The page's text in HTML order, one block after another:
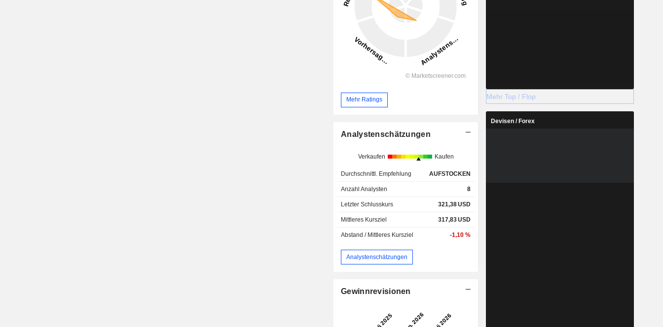
Mehr Ratings
Analystenschätzungen
Verkaufen Kaufen
Durchschnittl. Empfehlung AUFSTOCKEN
Anzahl Analysten 8
Letzter Schlusskurs 321,38USD
Mittleres Kursziel 317,83USD
Abstand / Mittleres Kursziel -1,10 %
Analystenschätzungen
Gewinnrevisionen
Mehr Top / Flop
Devisen / Forex